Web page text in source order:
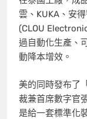
雲、KUKA、安
(CLOU
過自動化生產、
動降本增效。
美的同時發布了
裁兼首席數字官
是給一套標準化